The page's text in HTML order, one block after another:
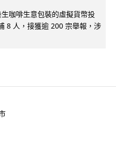
咖啡生意包裝的虛擬貨幣投
8 人，接獲逾 200 宗舉報，涉